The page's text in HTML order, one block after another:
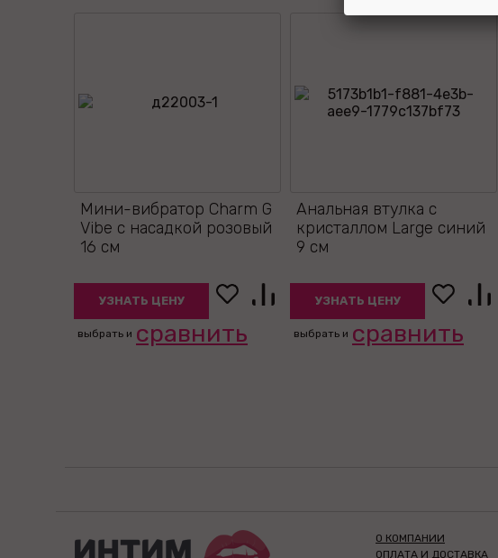
Мини-вибратор Charm G
Vibe с насадкой розовый
16 см
УЗНАТЬ ЦЕНУ
выбрать и сравнить
Анальная втулка с
кристаллом Large синий
9 см
УЗНАТЬ ЦЕНУ
выбрать и сравнить
О КОМПАНИИ
ОПЛАТА И ДОСТАВКА